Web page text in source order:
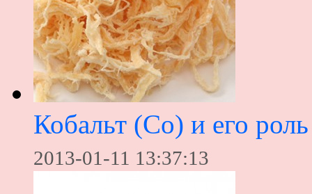
Кобальт (Co) и его
2013-01-11 13:37:13